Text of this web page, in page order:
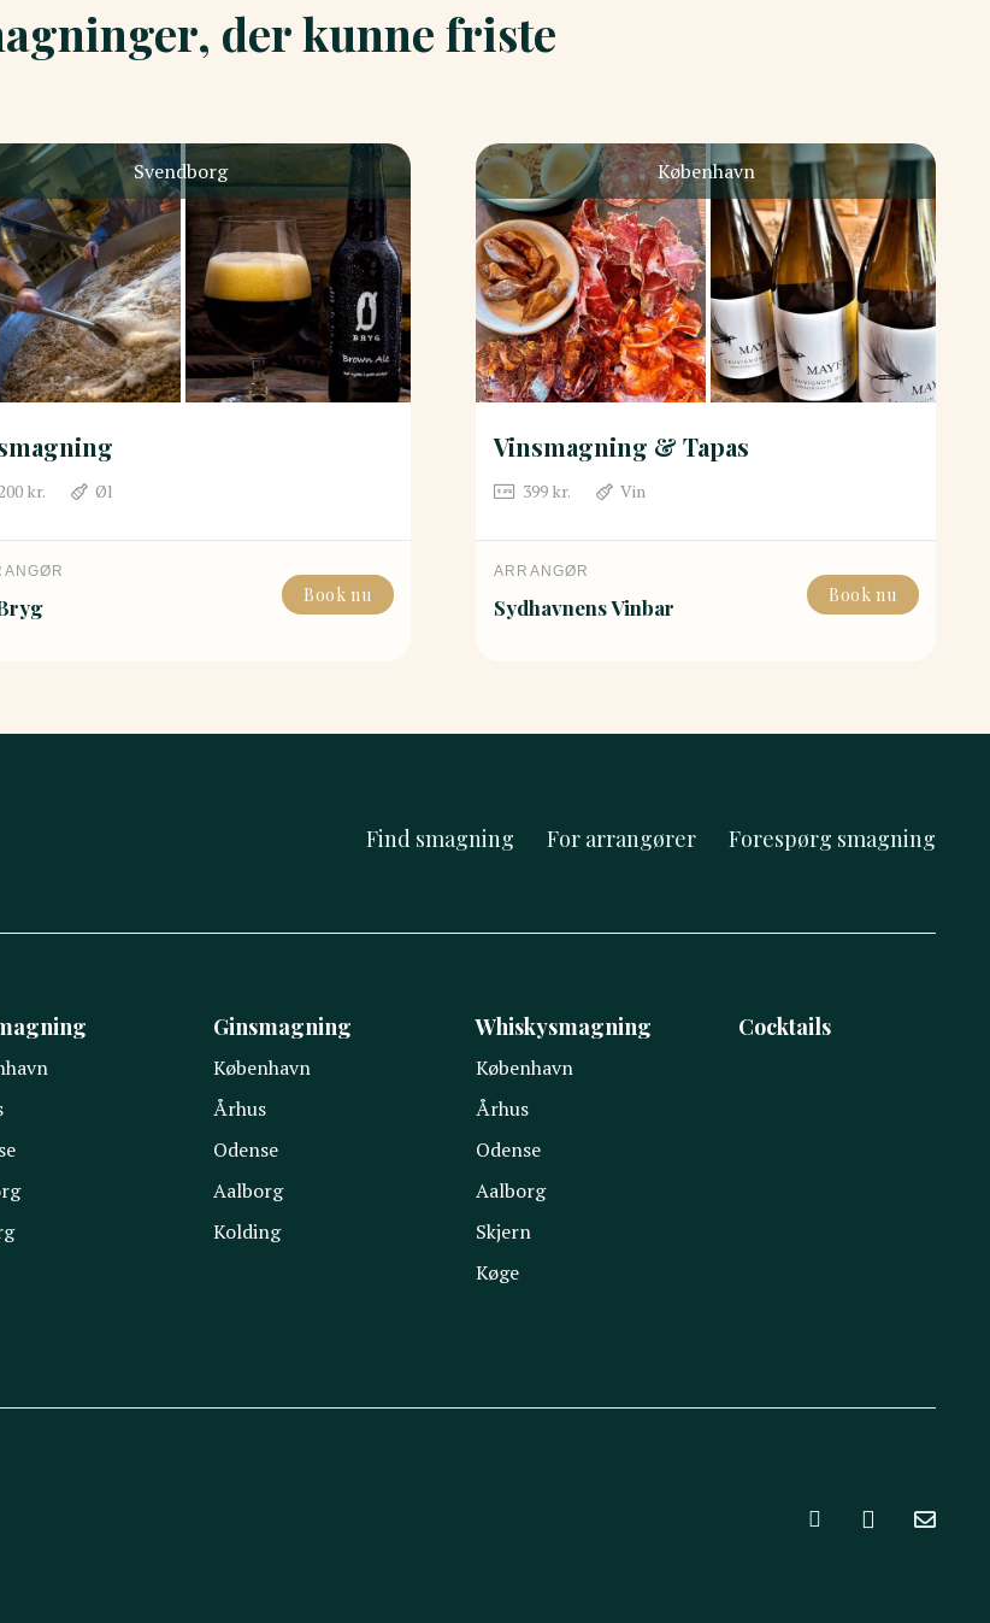
der kunne friste
Svendborg
200kr. Øl
Book nu
København
Vinsmagning & Tapas
399kr. Vin
ARRANGØR
Sydhavnens Vinbar Book nu
Find smagning For arrangører Forespørg smagning
Ginsmagning
København
Århus
Odense
Aalborg
Kolding
Whiskysmagning
København
Århus
Odense
Aalborg
Skjern
Køge
Cocktails